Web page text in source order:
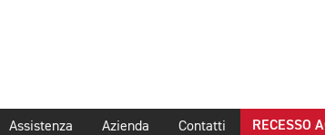
Assistenza Azienda Contatti RECESSO